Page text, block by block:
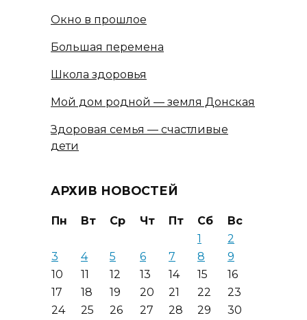
Окно в прошлое
Большая перемена
Школа здоровья
Мой дом родной — земля Донская
Здоровая семья — счастливые
дети
АРХИВ НОВОСТЕЙ
Пн Вт Ср Чт Пт Сб
Вс
1
2
3
4 5 6 7 8
9
10
11 12 13 14 15
16
17
18 19 20 21 22
23
24
25 26 27 28 29
30